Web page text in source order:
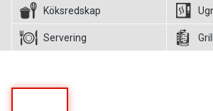
Köksredskap
Servering